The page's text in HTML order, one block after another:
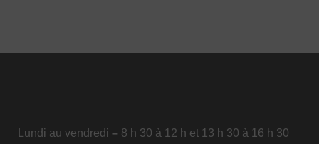
Lundi au vendredi – 8 h 30 à 12 h et 13 h 30 à 16 h 30